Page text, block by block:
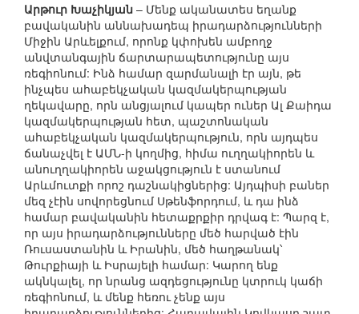
Արթուր Խաչիկյան – Մենք ականատես եղանք
բավականին աննախադեպ իրադարձությունների
Միջին Արևելքում, որոնք կփոխեն ամբողջ
անվտանգային ճարտարապետությունը այս
ռեգիոնում: Ինձ համար զարմանալի էր այն, թե
ինչպես ահաբեկչական կազմակերպության
ղեկավարը, որն անցյալում կապեր ուներ Ալ Քաիդա
կազմակերպության հետ, պաշտոնական
ահաբեկչական կազմակերպություն, որն այդպես
ճանաչվել է ԱՄՆ-ի կողմից, հիմա ուղղակիորեն և
անուղղակիորեն աջակցություն է ստանում
Արևմուտքի որոշ դաշնակիցներից: Այդպիսի բաներ
մեզ չէին սովորեցնում Սթենֆորդում, և դա ինձ
համար բավականին հետաքրքիր դրվագ է: Պարզ է,
որ այս իրադարձությունները մեծ հարված էին
Ռուսաստանին և Իրանին, մեծ հաղթանակ՝
Թուրքիայի և Իսրայելի համար: Կարող ենք
ակնկալել, որ նրանց ազդեցությունը կտրուկ կաճի
ռեգիոնում, և մենք հեռու չենք այս